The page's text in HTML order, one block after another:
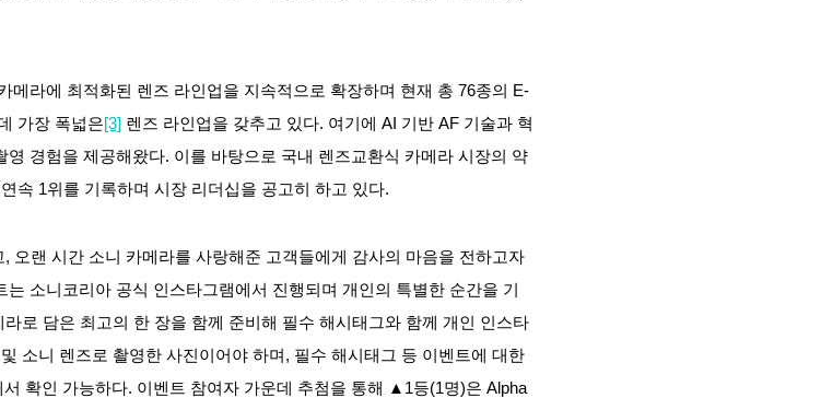
메라에 최적화된 렌즈 라인업을 지속적으로 확장하며 현재 총 76종의 E-
가장 폭넓은[3] 렌즈 라인업을 갖추고 있다. 여기에 AI 기반 AF 기술과 혁
경험을 제공해왔다. 이를 바탕으로 국내 렌즈교환식 카메라 시장의 약
속 1위를 기록하며 시장 리더십을 공고히 하고 있다.
오랜 시간 소니 카메라를 사랑해준 고객들에게 감사의 마음을 전하고자
소니코리아 공식 인스타그램에서 진행되며 개인의 특별한 순간을 기
로 담은 최고의 한 장을 함께 준비해 필수 해시태그와 함께 개인 인스타
소니 렌즈로 촬영한 사진이어야 하며, 필수 해시태그 등 이벤트에 대한
확인 가능하다. 이벤트 참여자 가운데 추첨을 통해 ▲1등(1명)은 Alpha